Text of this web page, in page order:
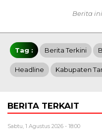
Berita
Tag : Berita Terkini
Headline Kabupaten
BERITA TERKAIT
Sabtu, 1 Agustus 2026 - 18:00